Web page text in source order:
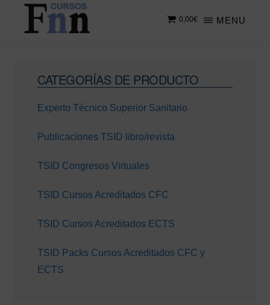
Saltar
contenido
Saltar
cursos
online
MENU
0,00€
Barra
lateral
principal
CATEGORÍAS DE PRODUCTO
Experto Técnico Superior Sanitario
Publicaciones TSID libro/revista
TSID Congresos Virtuales
TSID Cursos Acreditados CFC
TSID Cursos Acreditados ECTS
TSID Packs Cursos Acreditados CFC y
ECTS